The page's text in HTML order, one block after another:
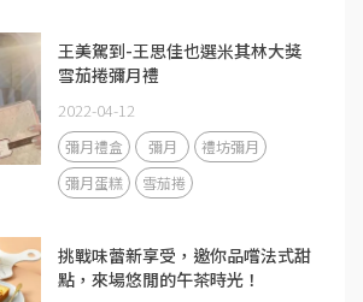
王美駕到-王思佳也選米其林大獎
雪茄捲彌月禮
2022-04-12
彌月禮盒 彌月
禮坊彌月
彌月蛋糕
雪茄捲
挑戰味蕾新享受，邀你品嚐法式甜
點，來場悠閒的午茶時光！